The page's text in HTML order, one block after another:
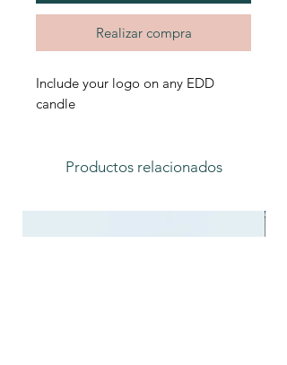
Realizar compra
Include your logo on any EDD
candle
Productos relacionados